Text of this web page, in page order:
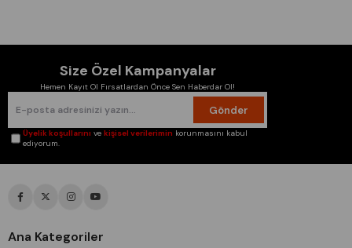
Size Özel Kampanyalar
Hemen Kayıt Ol Fırsatlardan Önce Sen Haberdar Ol!
Gönder
Üyelik koşullarını vekişisel verilerimin korunmasını kabul
ediyorum.
Ana Kategoriler